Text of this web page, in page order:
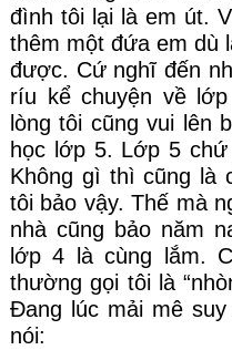
đình tôi lại là em út.
thêm một đứa em dù
được. Cứ nghĩ đến
ríu kể chuyện về
lòng tôi cũng vui lên
học lớp 5. Lớp 5
Không gì thì cũng là
tôi bảo vậy. Thế mà
nhà cũng bảo năm
lớp 4 là cùng lắm.
thường gọi tôi là
Đang lúc mải mê
nói: